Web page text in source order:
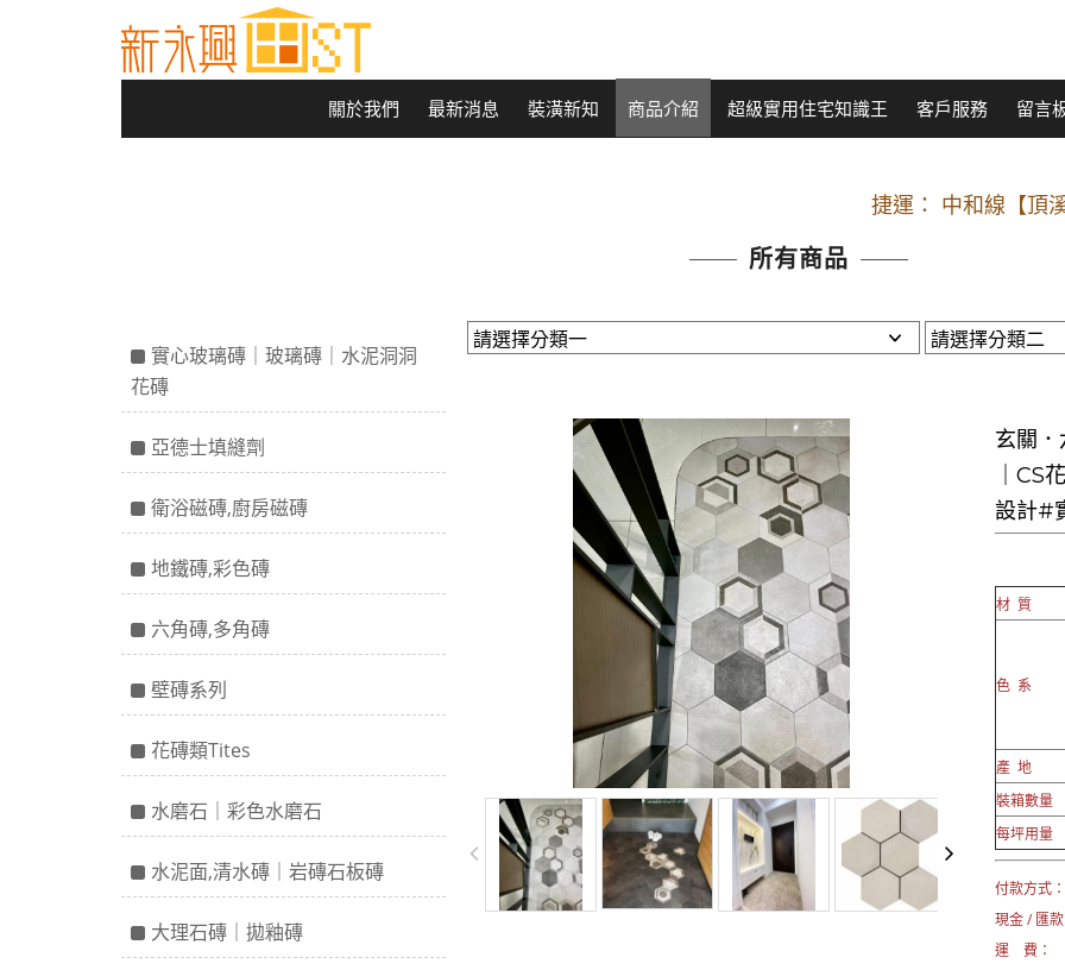
關於我們 最新消息 裝潢新知 商品介紹 超級實用住宅知識王 客戶服務 留言
捷運： 中和線【頂
原Line已滿 無法加Line好友 請
捷運： 中和線【頂
原Line已滿 無法加Line好友 請親
所有商品
實心玻璃磚｜玻璃磚｜水泥洞洞
花磚
亞德士填縫劑
衛浴磁磚,廚房磁磚
地鐵磚,彩色磚
六角磚,多角磚
壁磚系列
花磚類Tites
水磨石｜彩色水磨石
水泥面,清水磚｜岩磚石板磚
大理石磚｜拋釉磚
玄關．
｜CS
設計#
材 質
色 系
產 地
裝箱數量
每坪用量
付款方式：
現金 / 匯
運 費：